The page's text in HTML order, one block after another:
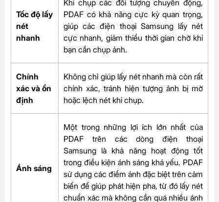
Tốc độ lấy
nét
nhanh
Khi chụp các đối tượng chuyển động,
PDAF có khả năng cực kỳ quan trọng,
giúp các điện thoại Samsung lấy nét
cực nhanh, giảm thiểu thời gian chờ khi
bạn cần chụp ảnh.
Chính
xác và ổn
định
Không chỉ giúp lấy nét nhanh mà còn rất
chính xác, tránh hiện tượng ảnh bị mờ
hoặc lệch nét khi chụp.
Ánh sáng
Một trong những lợi ích lớn nhất của
PDAF trên các dòng điện thoại
Samsung là khả năng hoạt động tốt
trong điều kiện ánh sáng khá yếu. PDAF
sử dụng các điểm ảnh đặc biệt trên cảm
biến để giúp phát hiện pha, từ đó lấy nét
chuẩn xác mà không cần quá nhiều ánh